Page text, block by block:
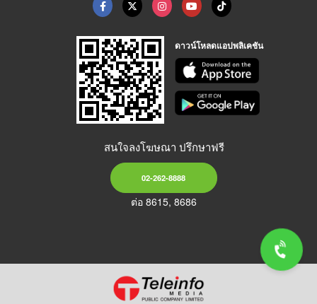
ดาวน์โหลดแอปพลิเคชัน
สนใจลงโฆษณา ปรึกษาฟรี
02-262-8888
ต่อ 8615, 8686